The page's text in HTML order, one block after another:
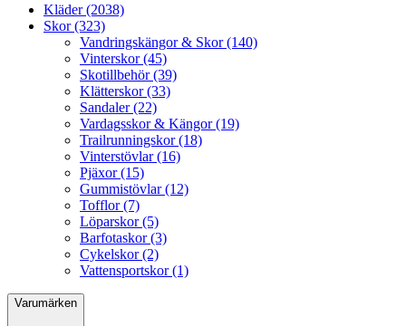
Kläder (2038)
Skor (323)
Vandringskängor & Skor (140)
Vinterskor (45)
Skotillbehör (39)
Klätterskor (33)
Sandaler (22)
Vardagsskor & Kängor (19)
Trailrunningskor (18)
Vinterstövlar (16)
Pjäxor (15)
Gummistövlar (12)
Tofflor (7)
Löparskor (5)
Barfotaskor (3)
Cykelskor (2)
Vattensportskor (1)
Varumärken